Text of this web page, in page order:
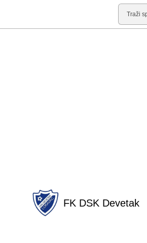
Pretraga
FK DSK Devetak